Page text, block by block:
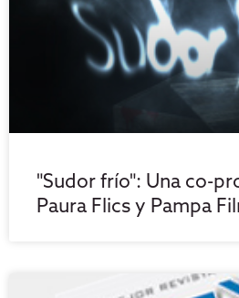
"Sudor frío": Una co-
Paura Flics y Pampa